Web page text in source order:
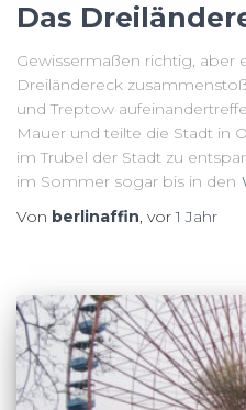
Das
Gewissermaßen richtig, aber
Dreiländereck
und Treptow
Mauer und teilte die Stadt in
im Trubel der Stadt zu
im Sommer sogar bis in den
Von berlinaffin, vor1 Jahr